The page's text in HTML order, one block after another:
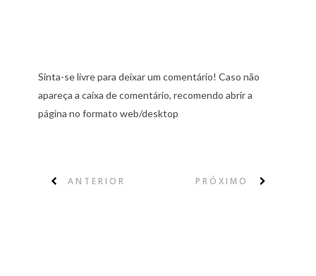
Sinta-se livre para deixar um comentário! Caso não
apareça a caixa de comentário, recomendo abrir a
página no formato web/desktop
ANTERIOR PRÓXIMO